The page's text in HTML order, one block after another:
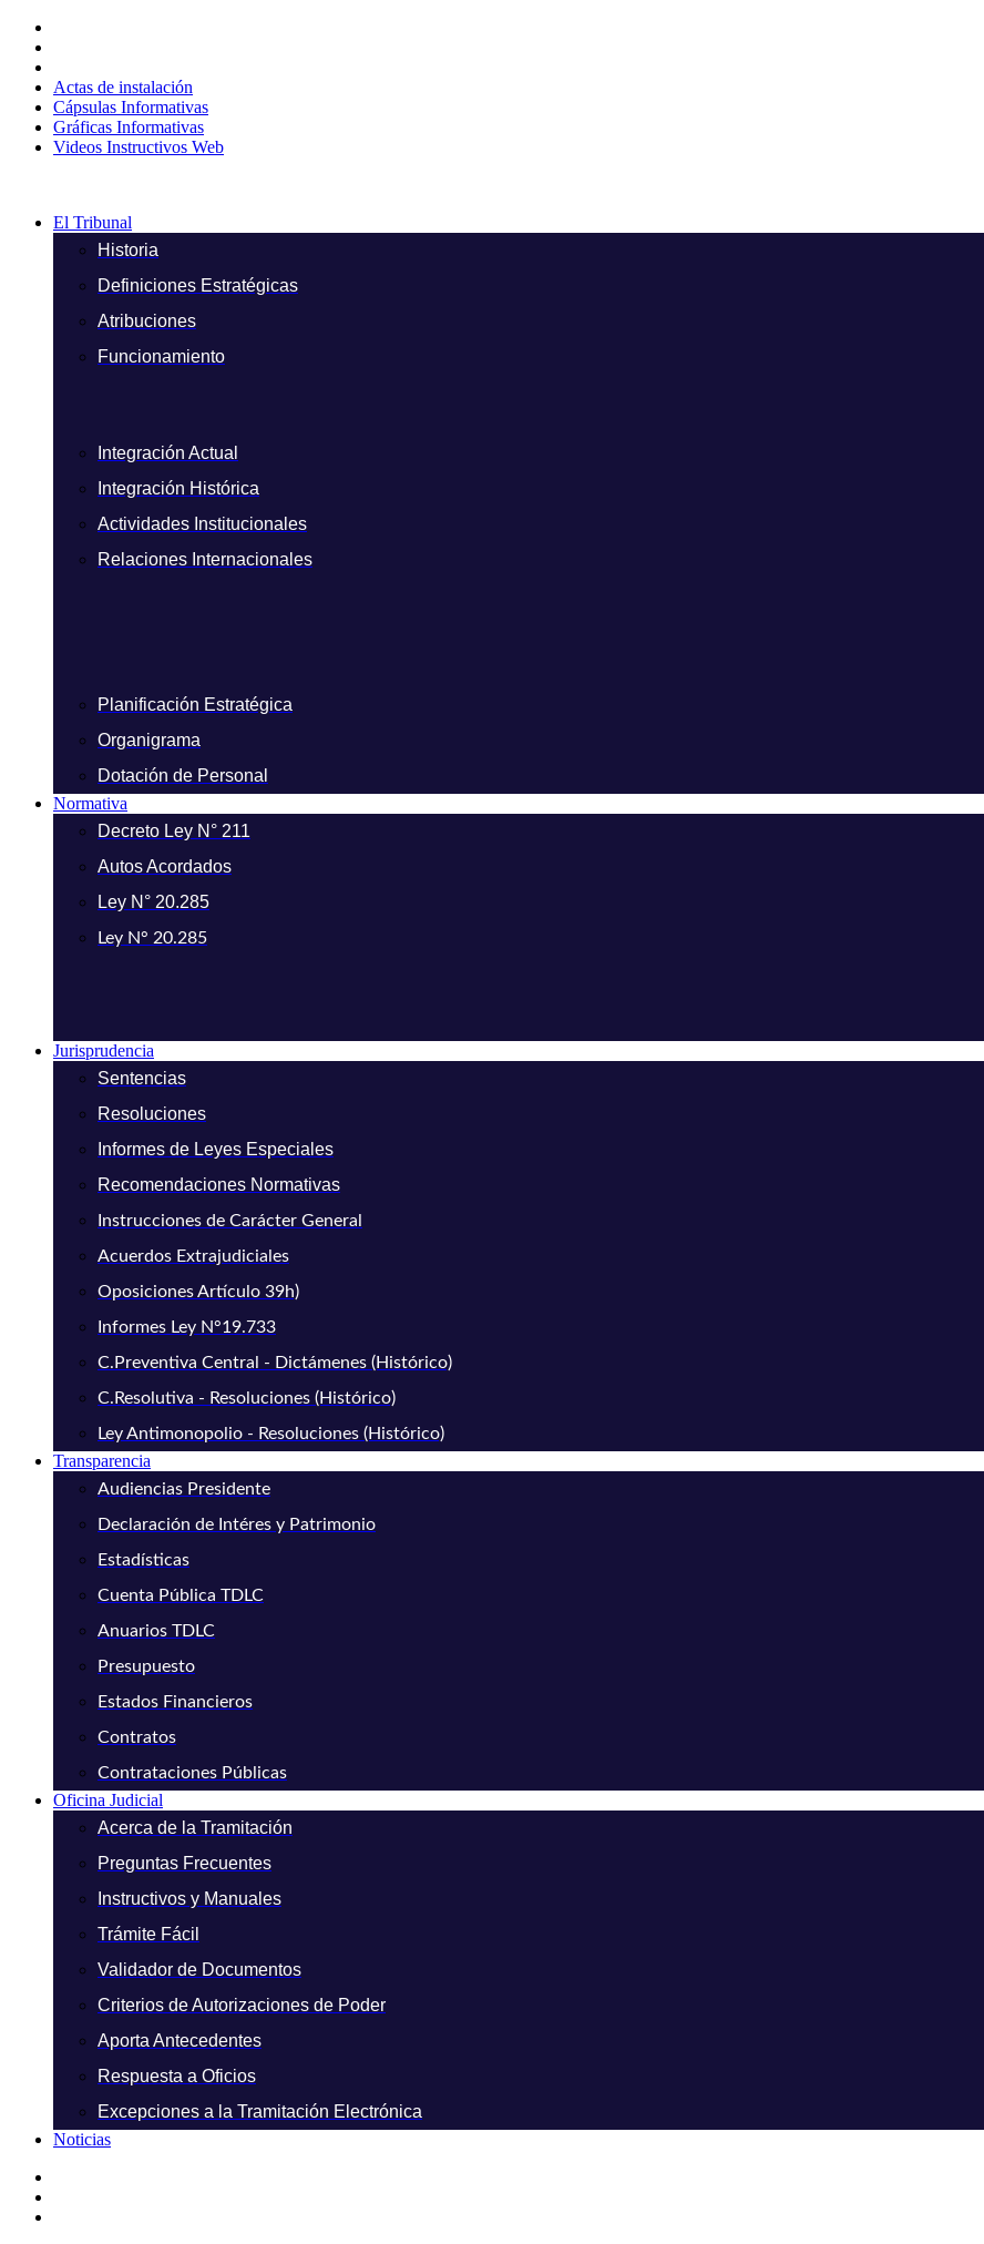
contenido
Actas de instalación
Cápsulas Informativas
Gráficas Informativas
Videos Instructivos Web
El Tribunal
Historia
Definiciones Estratégicas
Atribuciones
Funcionamiento
Integración Actual
Integración Histórica
Actividades Institucionales
Relaciones Internacionales
Planificación Estratégica
Organigrama
Dotación de Personal
Normativa
Decreto Ley N° 211
Autos Acordados
Ley N° 20.285
Ley N° 20.285
Jurisprudencia
Sentencias
Resoluciones
Informes de Leyes Especiales
Recomendaciones Normativas
Instrucciones de Carácter General
Acuerdos Extrajudiciales
Oposiciones Artículo 39h)
Informes Ley N°19.733
C.Preventiva Central - Dictámenes (Histórico)
C.Resolutiva - Resoluciones (Histórico)
Ley Antimonopolio - Resoluciones (Histórico)
Transparencia
Audiencias Presidente
Declaración de Intéres y Patrimonio
Estadísticas
Cuenta Pública TDLC
Anuarios TDLC
Presupuesto
Estados Financieros
Contratos
Contrataciones Públicas
Oficina Judicial
Acerca de la Tramitación
Preguntas Frecuentes
Instructivos y Manuales
Trámite Fácil
Validador de Documentos
Criterios de Autorizaciones de Poder
Aporta Antecedentes
Respuesta a Oficios
Excepciones a la Tramitación Electrónica
Noticias